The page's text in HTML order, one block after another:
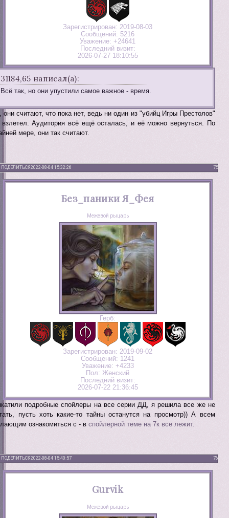
Зарегистрирован: 2019-08-03
Сообщений: 5216
Уважение: +24641
Последний визит:
2026-07-27 18:10:55
31184,65 написал(а):
Всё так, но они упустили самое важное - время.
они считают, что пока нет, ведь ни один из "убийц Игры Престолов"
взлетел. Аудитория всё ещё осталась, и её можно вернуться. По
мере, они так считают.
ПОДЕЛИТЬСЯ 75
2022-08-04 15:32:26
Без_паники Я_Фея
Межевой рыцарь
Герб:
Зарегистрирован: 2019-09-02
Сообщений: 1241
Уважение: +4233
Пол: Женский
Последний визит:
2026-07-22 21:36:45
подробные спойлеры на все серии ДД, я решила все же не
пусть хоть какие-то тайны останутся на просмотр)) А всем
ознакомиться с - вспойлерной теме на 7к все лежит.
ПОДЕЛИТЬСЯ 76
2022-08-04 15:40:57
Gurvik
Межевой рыцарь